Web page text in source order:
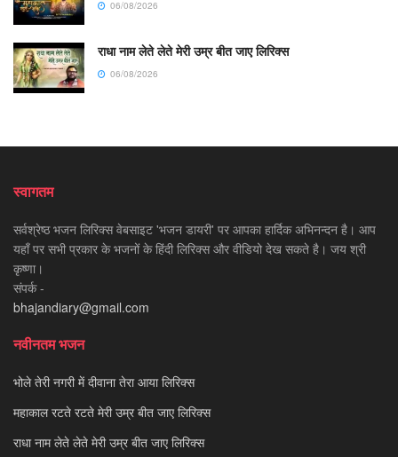
06/08/2026
राधा नाम लेते लेते मेरी उम्र बीत जाए लिरिक्स
06/08/2026
स्वागतम
सर्वश्रेष्ठ भजन लिरिक्स वेबसाइट 'भजन डायरी' पर आपका हार्दिक अभिनन्दन है। आप
यहाँ पर सभी प्रकार के भजनों के हिंदी लिरिक्स और वीडियो देख सकते है। जय श्री
कृष्णा।
संपर्क -
bhajandiary@gmail.com
नवीनतम भजन
भोले तेरी नगरी में दीवाना तेरा आया लिरिक्स
महाकाल रटते रटते मेरी उम्र बीत जाए लिरिक्स
राधा नाम लेते लेते मेरी उम्र बीत जाए लिरिक्स